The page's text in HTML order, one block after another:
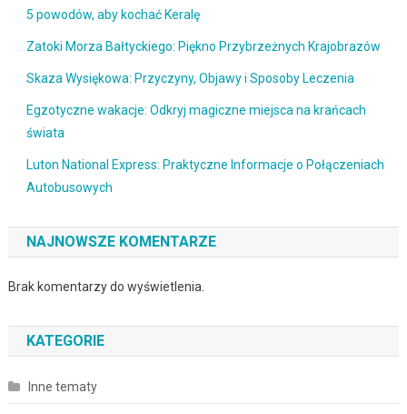
5 powodów, aby kochać Keralę
Zatoki Morza Bałtyckiego: Piękno Przybrzeżnych Krajobrazów
Skaza Wysiękowa: Przyczyny, Objawy i Sposoby Leczenia
Egzotyczne wakacje: Odkryj magiczne miejsca na krańcach
świata
Luton National Express: Praktyczne Informacje o Połączeniach
Autobusowych
NAJNOWSZE KOMENTARZE
Brak komentarzy do wyświetlenia.
KATEGORIE
Inne tematy